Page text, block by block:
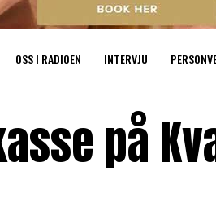
OSS I RADIOEN INTERVJU
på